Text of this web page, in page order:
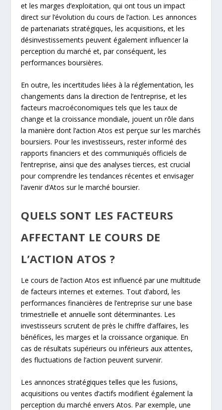
et les marges d’exploitation, qui ont tous un impact
direct sur l’évolution du cours de l’action. Les annonces
de partenariats stratégiques, les acquisitions, et les
désinvestissements peuvent également influencer la
perception du marché et, par conséquent, les
performances boursières.
En outre, les incertitudes liées à la réglementation, les
changements dans la direction de l’entreprise, et les
facteurs macroéconomiques tels que les taux de
change et la croissance mondiale, jouent un rôle dans
la manière dont l’action Atos est perçue sur les marchés
boursiers. Pour les investisseurs, rester informé des
rapports financiers et des communiqués officiels de
l’entreprise, ainsi que des analyses tierces, est crucial
pour comprendre les tendances récentes et envisager
l’avenir d’Atos sur le marché boursier.
QUELS SONT LES FACTEURS
AFFECTANT LE COURS DE
L’ACTION ATOS ?
Le cours de l’action Atos est influencé par une multitude
de facteurs internes et externes. Tout d’abord, les
performances financières de l’entreprise sur une base
trimestrielle et annuelle sont déterminantes. Les
investisseurs scrutent de près le chiffre d’affaires, les
bénéfices, les marges et la croissance organique. En
cas de résultats supérieurs ou inférieurs aux attentes,
des fluctuations de l’action peuvent survenir.
Les annonces stratégiques telles que les fusions,
acquisitions ou ventes d’actifs modifient également la
perception du marché envers Atos. Par exemple, une